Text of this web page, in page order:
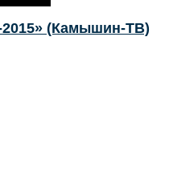
(Камышин-ТВ)